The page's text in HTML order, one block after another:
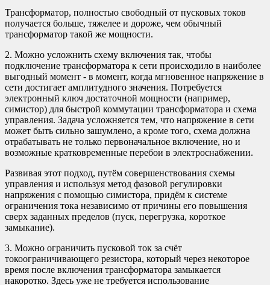
Трансформатор, полностью свободный от пусковых токов
получается больше, тяжелее и дороже, чем обычный
трансформатор такой же мощности.
2. Можно усложнить схему включения так, чтобы
подключение трансформатора к сети происходило в наиболее
выгодный момент - в момент, когда мгновенное напряжение в
сети достигает амплитудного значения. Потребуется
электронный ключ достаточной мощности (например,
симистор) для быстрой коммутации трансформатора и схема
управления. Задача усложняется тем, что напряжение в сети
может быть сильно зашумлено, а кроме того, схема должна
отрабатывать не только первоначальное включение, но и
возможные кратковременные перебои в электроснабжении.
Развивая этот подход, путём совершенствования схемы
управления и используя метод фазовой регулировки
напряжения с помощью симистора, придём к системе
ограничения тока независимо от причины его повышения
сверх заданных пределов (пуск, перегрузка, короткое
замыкание).
3. Можно ограничить пусковой ток за счёт
токоограничивающего резистора, который через некоторое
время после включения трансформатора замыкается
накоротко. Здесь уже не требуется использование